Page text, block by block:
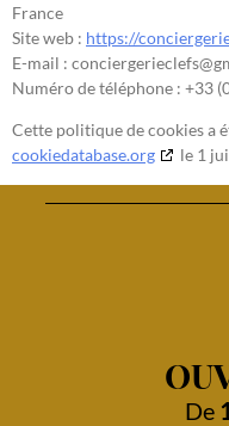
France
Site web : https://
E-mail : conciergerieclefs@
Numéro de téléphone : +33
Cette politique de cookies a
cookiedatabase.org
le 1
De